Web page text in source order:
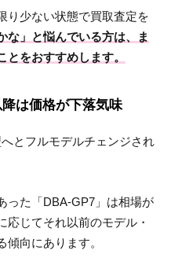
り少ない状態で買取査定を
な」と悩んでいる方は、ま
をおすすめします。
は価格が下落気味
とフルモデルチェンジされ
った「DBA-GP7」は相場が
応じてそれ以前のモデル・
向にあります。